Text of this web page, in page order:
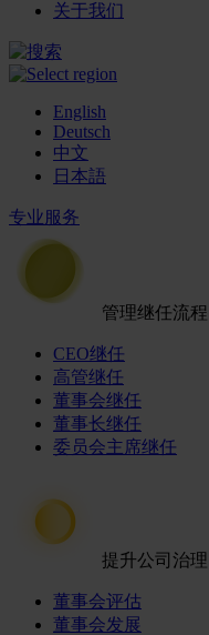
关于我们
English
Deutsch
中文
日本語
专业服务
管理继任流程
CEO继任
高管继任
董事会继任
董事长继任
委员会主席继任
提升公司治理
董事会评估
董事会发展